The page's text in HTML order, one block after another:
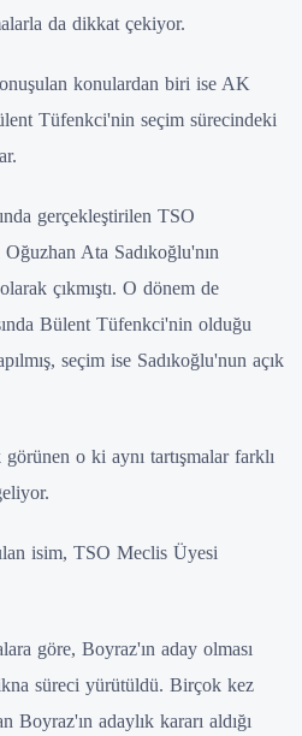
da dikkat çekiyor.
konulardan biri ise AK
Tüfenkci'nin seçim sürecindeki
gerçekleştirilen TSO
Ata Sadıkoğlu'nın
çıkmıştı. O dönem de
Bülent Tüfenkci'nin olduğu
seçim ise Sadıkoğlu'nun açık
o ki aynı tartışmalar farklı
isim, TSO Meclis Üyesi
göre, Boyraz'ın aday olması
süreci yürütüldü. Birçok kez
Boyraz'ın adaylık kararı aldığı